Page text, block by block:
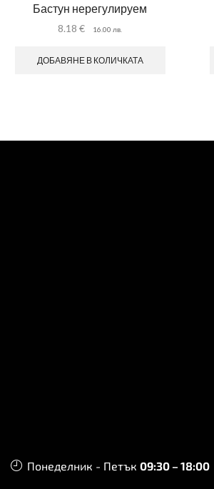
Бастун нерегулируем
8.18€ 16.00 лв.
ДОБАВЯНЕ В КОЛИЧКАТА
Понеделник - Петък 09:30 – 18:00